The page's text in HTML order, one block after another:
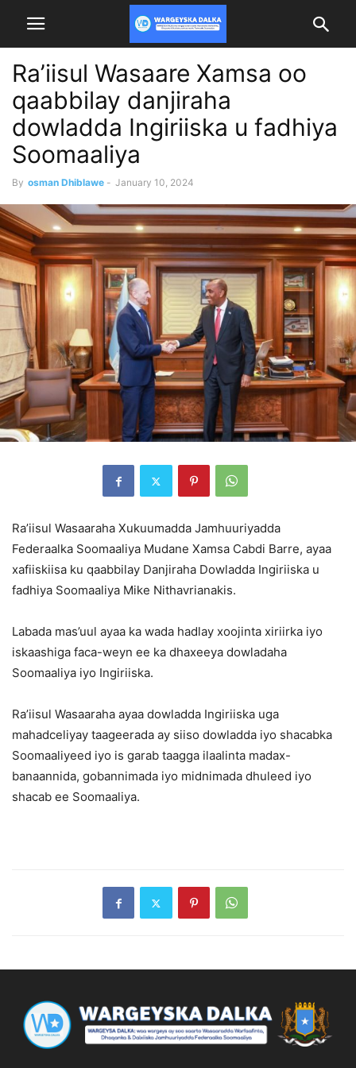
Ra’iisul Wasaare Xamsa oo
qaabbilay danjiraha
dowladda Ingiriiska u fadhiya
Soomaaliya
By osman Dhiblawe - January 10, 2024
Ra’iisul Wasaaraha Xukuumadda Jamhuuriyadda
Federaalka Soomaaliya Mudane Xamsa Cabdi Barre, ayaa
xafiiskiisa ku qaabbilay Danjiraha Dowladda Ingiriiska u
fadhiya Soomaaliya Mike Nithavrianakis.
Labada mas’uul ayaa ka wada hadlay xoojinta xiriirka iyo
iskaashiga faca-weyn ee ka dhaxeeya dowladaha
Soomaaliya iyo Ingiriiska.
Ra’iisul Wasaaraha ayaa dowladda Ingiriiska uga
mahadceliyay taageerada ay siiso dowladda iyo shacabka
Soomaaliyeed iyo is garab taagga ilaalinta madax-
banaannida, gobannimada iyo midnimada dhuleed iyo
shacab ee Soomaaliya.